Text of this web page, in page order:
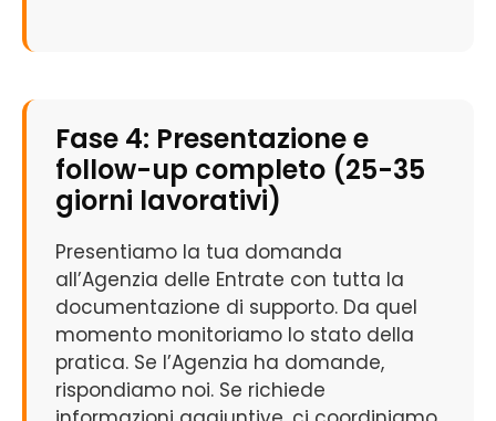
Fase 4: Presentazione e
follow-up completo (25-35
giorni lavorativi)
Presentiamo la tua domanda
all’Agenzia delle Entrate con tutta la
documentazione di supporto. Da quel
momento monitoriamo lo stato della
pratica. Se l’Agenzia ha domande,
rispondiamo noi. Se richiede